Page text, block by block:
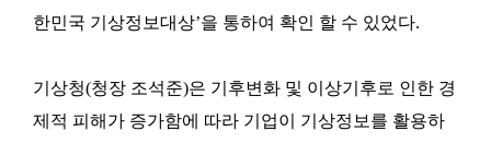
한민국 기상정보대상’을 통하여 확인 할 수 있었다.
기상청(청장 조석준)은 기후변화 및 이상기후로 인한 경
제적 피해가 증가함에 따라 기업이 기상정보를 활용하